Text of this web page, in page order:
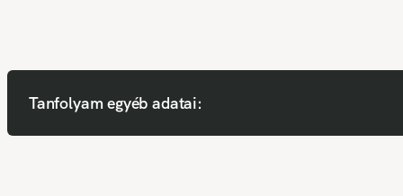
Tanfolyam egyéb adatai: